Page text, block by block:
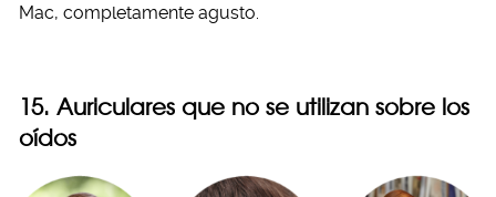
Mac, completamente agusto.
15. Auriculares que no se utilizan sobre los
oídos